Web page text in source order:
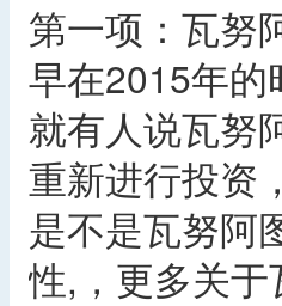
第一项：瓦努
早在2015年
就有人说瓦努
重新进行投资
是不是瓦努阿
性,，更多关